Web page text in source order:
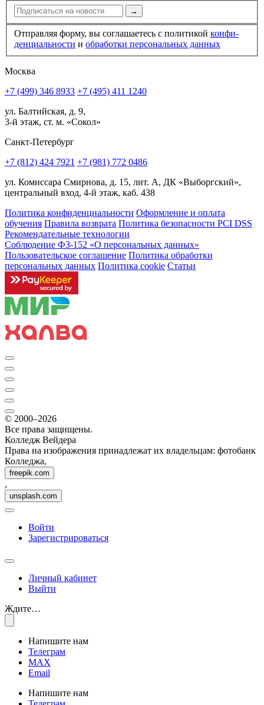
→
Отправляя форму, вы соглашаетесь с политикой конфи­
ден­циальности и обработки персональных данных
Москва
+7 (499) 346 8933 +7 (495) 411 1240
ул. Балтийская, д. 9,
3-й этаж, ст. м. «Сокол»
Санкт-Петербург
+7 (812) 424 7921 +7 (981) 772 0486
ул. Комиссара Смирнова, д. 15, лит. А, ДК «Выборгский»,
центральный вход, 4-й этаж, каб. 438
Политика конфиденциальности Оформление и оплата
обучения Правила возврата Политика безопасности PCI DSS
Рекомендательные технологии
Соблюдение ФЗ-152 «О персональ­ных данных»
Пользовательское соглашение Политика обработки
персональных данных Политика cookie Статьи
© 2000–2026
Все права защищены.
Колледж Вейдера
Права на изображения принадлежат их владельцам: фотобанк
Колледжа,
freepik.com
,
unsplash.com
Войти
Зарегистрироваться
Личный кабинет
Выйти
Ждите…
Напишите нам
Телеграм
MAX
Email
Напишите нам